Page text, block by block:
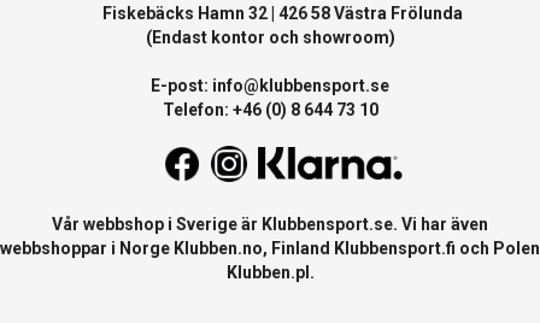
Fiskebäcks Hamn 32 | 426 58 Västra Frölunda
(Endast kontor och showroom)
E-post: info@klubbensport.se
Telefon: +46 (0) 8 644 73 10
Vår webbshop i Sverige är Klubbensport.se. Vi har även
webbshoppar i Norge Klubben.no, Finland Klubbensport.fi och Polen
Klubben.pl .